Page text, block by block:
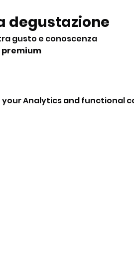
degustazione
gusto e conoscenza
premium
your Analytics and functional